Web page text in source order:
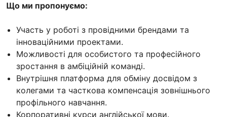
Що ми пропонуємо:
Участь у роботі з провідними брендами та
інноваційними проектами.
Можливості для особистого та професійного
зростання в амбіційній команді.
Внутрішня платформа для обміну досвідом з
колегами та часткова компенсація зовнішнього
профільного навчання.
Корпоративні курси англійської мови.